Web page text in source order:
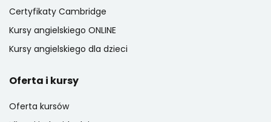
Certyfikaty Cambridge
Kursy angielskiego ONLINE
Kursy angielskiego dla dzieci
Oferta i kursy
Oferta kursów